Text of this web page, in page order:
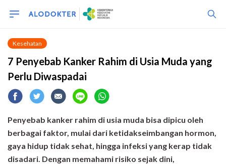
Kesehatan
7 Penyebab Kanker Rahim di Usia Muda yang
Perlu Diwaspadai
Penyebab kanker rahim di usia muda bisa dipicu oleh
berbagai faktor, mulai dari ketidakseimbangan hormon,
gaya hidup tidak sehat, hingga infeksi yang kerap tidak
disadari. Dengan memahami risiko sejak dini,